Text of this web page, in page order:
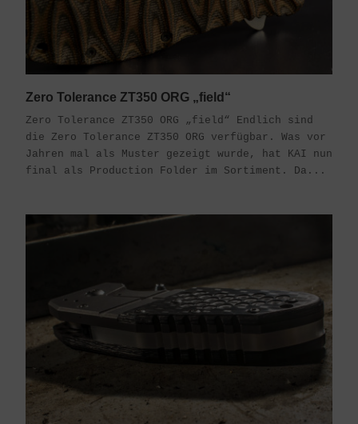
Zero Tolerance ZT350 ORG „field“
Zero Tolerance ZT350 ORG „field“ Endlich sind
die Zero Tolerance ZT350 ORG verfügbar. Was vor
Jahren mal als Muster gezeigt wurde, hat KAI nun
final als Production Folder im Sortiment. Da...